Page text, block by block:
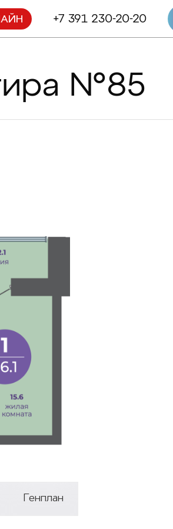
+7 391 230-20-20
№85
Генплан